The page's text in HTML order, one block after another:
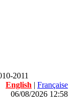
2011
English | Française
06/08/2026 12:58